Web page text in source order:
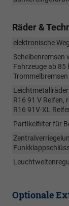
Räder &
elektronische
Scheibenremsen
Fahrzeuge ab 85
R16 91 V
R16 91V-XL
Partikelfilter für
Optionale